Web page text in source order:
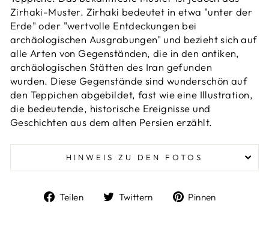
Zirhaki-Muster. Zirhaki bedeutet in etwa "unter der
Erde" oder "wertvolle Entdeckungen bei
archäologischen Ausgrabungen" und bezieht sich auf
alle Arten von Gegenständen, die in den antiken,
archäologischen Stätten des Iran gefunden
wurden. Diese Gegenstände sind wunderschön auf
den Teppichen abgebildet, fast wie eine Illustration,
die bedeutende, historische Ereignisse und
Geschichten aus dem alten Persien erzählt.
HINWEIS ZU DEN FOTOS
Teilen
Auf
Twittern
Auf
Pinnen